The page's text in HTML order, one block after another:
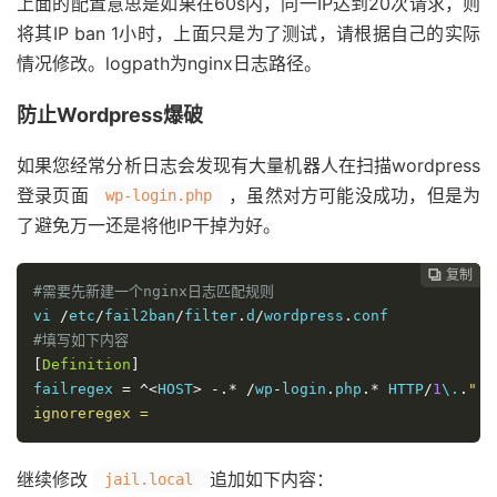
将其IP ban 1小时，上面只是为了测试，请根据自己的实际
情况修改。logpath为nginx日志路径。
防止Wordpress爆破
如果您经常分析日志会发现有大量机器人在扫描wordpress
登录页面
wp-login.php
，虽然对方可能没成功，但是为
了避免万一还是将他IP干掉为好。
 复制
 复制
 复制
 复制
 复制
#需要先新建一个nginx日志匹配规则
vi
/etc /fail2ban /filter . d /wordpress .
#填写如下内容
[Definition ]
failregex = ^<HOST> -.* /wp - login . php .* HTTP/1 \. . "
ignoreregex =
继续修改 jail.local 追加如下内容：